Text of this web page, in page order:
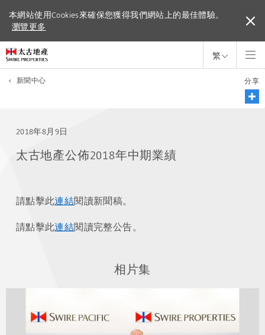
本網站使用Cookies來確保您獲得我們網站上的最佳體驗。
瀏覽更多
本網站使用Cookies來確保您獲得我們網站上的最佳體驗。
瀏覽更多
繁
< 新聞中心 分享
2018年8月9日
太古地產公佈2018年中期業績
請點擊此連結閱讀新聞稿。
請點擊此連結閱讀完整公告。
相片集